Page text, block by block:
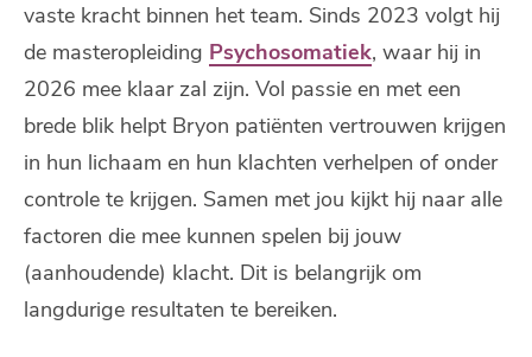
vaste kracht binnen het team. Sinds 2023 volgt hij
de masteropleiding Psychosomatiek, waar hij in
2026 mee klaar zal zijn. Vol passie en met een
brede blik helpt Bryon patiënten vertrouwen krijgen
in hun lichaam en hun klachten verhelpen of onder
controle te krijgen. Samen met jou kijkt hij naar alle
factoren die mee kunnen spelen bij jouw
(aanhoudende) klacht. Dit is belangrijk om
langdurige resultaten te bereiken.